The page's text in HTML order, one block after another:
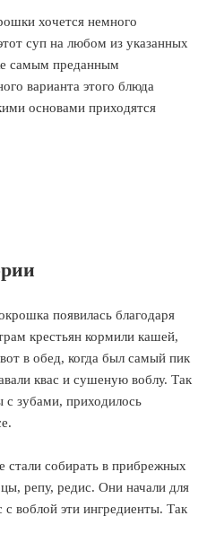
хочется немного
суп на любом из указанных
самым преданным
варианта этого блюда
основами приходятся
появилась благодаря
крестьян кормили кашей,
в обед, когда был самый пик
квас и сушеную воблу. Так
зубами, приходилось
стали собирать в прибрежных
репу, редис. Они начали для
с воблой эти ингредиенты. Так